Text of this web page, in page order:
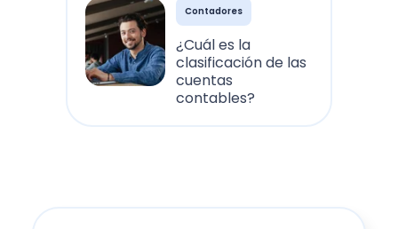
Contadores
¿Cuál es la
clasificación de las
cuentas
contables?